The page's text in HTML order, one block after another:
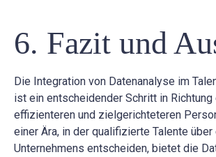
6. Fazit und
Die Integration von Datenanalyse im
ist ein entscheidender Schritt in Richtung
effizienteren und zielgerichteteren
einer Ära, in der qualifizierte Talente
Unternehmens entscheiden, bietet die